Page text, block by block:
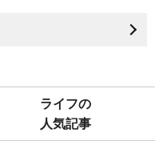
ライフの
人気記事